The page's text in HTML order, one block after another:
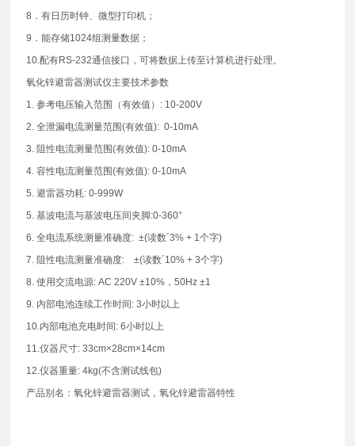
8．有日历时钟、微型打印机；
9．能存储1024组测量数据；
10.配有RS-232通信接口，可将数据上传至计算机进行处理。
氧化锌避雷器测试仪主要技术参数
1. 参考电压输入范围（有效值）: 10-200V
2. 全泄漏电流测量范围(有效值): 0-10mA
3. 阻性电流测量范围(有效值): 0-10mA
4. 容性电流测量范围(有效值): 0-10mA
5. 避雷器功耗: 0-999W
5. 基波电流与基波电压间夹脚:0-360°
6. 全电流系统测量准确度: ±(读数´3% + 1个字)
7. 阻性电流测量准确度: ±(读数´10% + 3个字)
8. 使用交流电源: AC 220V ±10%，50Hz ±1
9. 内部电池连续工作时间: 3小时以上
10.内部电池充电时间: 6小时以上
11.仪器尺寸: 33cm×28cm×14cm
12.仪器重量: 4kg(不含测试线包)
产品别名：氧化锌避雷器测试，氧化锌避雷器特性